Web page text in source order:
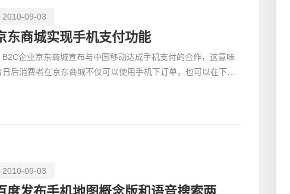
2010-09-03
东商城实现手机支付功能
B2C企业京东商城宣布与中国移动达成手机支付的合作，这意味
日后消费者在京东商城不仅可以使用手机下订单，也可以在下完
2010-09-03